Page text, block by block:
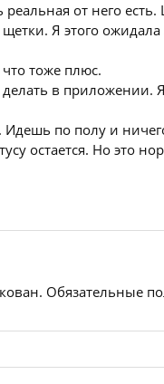
от него
Я этого
тоже плюс.
в приложении.
по полу и
остается. Но это
Обязательные